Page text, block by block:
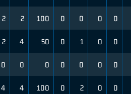
2 2 100 0 0 0 0
2 4 50 0 1 0 0
0 0 0 0 0 0 0
4 4 100 0 2 0 0